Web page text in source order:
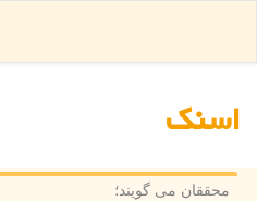
اسنك
محققان می گویند؛